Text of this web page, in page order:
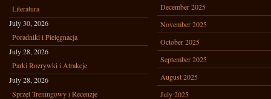
Literatura
July 30, 2026
Poradniki i Pielęgnacja
July 28, 2026
Parki Rozrywki i Atrakcje
July 28, 2026
Sprzęt Treningowy i Recenzje
December 2025
November 2025
October 2025
September 2025
August 2025
July 2025